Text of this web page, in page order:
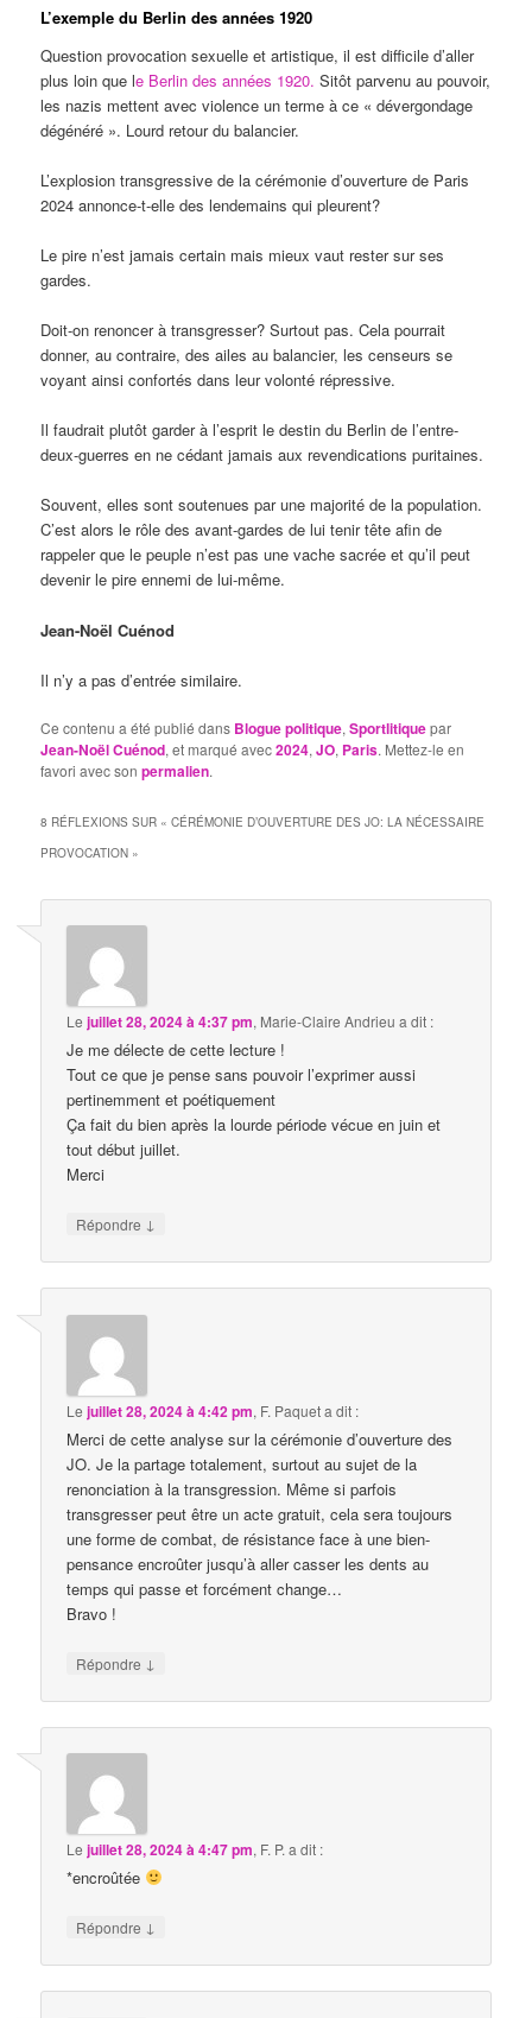
L’exemple du Berlin des années 1920
Question provocation sexuelle et artistique, il est difficile d’aller
plus loin que le Berlin des années 1920. Sitôt parvenu au pouvoir,
les nazis mettent avec violence un terme à ce « dévergondage
dégénéré ». Lourd retour du balancier.
L’explosion transgressive de la cérémonie d’ouverture de Paris
2024 annonce-t-elle des lendemains qui pleurent?
Le pire n’est jamais certain mais mieux vaut rester sur ses
gardes.
Doit-on renoncer à transgresser? Surtout pas. Cela pourrait
donner, au contraire, des ailes au balancier, les censeurs se
voyant ainsi confortés dans leur volonté répressive.
Il faudrait plutôt garder à l’esprit le destin du Berlin de l’entre-
deux-guerres en ne cédant jamais aux revendications puritaines.
Souvent, elles sont soutenues par une majorité de la population.
C’est alors le rôle des avant-gardes de lui tenir tête afin de
rappeler que le peuple n’est pas une vache sacrée et qu’il peut
devenir le pire ennemi de lui-même.
Jean-Noël Cuénod
Il n’y a pas d’entrée similaire.
Ce contenu a été publié dans Blogue politique,Sportlitiquepar
Jean-Noël Cuénod, et marqué avec2024,JO, Paris. Mettez-le en
favori avec sonpermalien.
8 RÉFLEXIONS SUR «CÉRÉMONIE D’OUVERTURE DES JO: LA NÉCESSAIRE
PROVOCATION »
Lejuillet 28, 2024 à 4:37 pm, Marie-Claire Andrieu a dit :
Je me délecte de cette lecture !
Tout ce que je pense sans pouvoir l’exprimer aussi
pertinemment et poétiquement
Ça fait du bien après la lourde période vécue en juin et
tout début juillet.
Merci
Répondre ↓
Lejuillet 28, 2024 à 4:42 pm, F. Paqueta dit :
Merci de cette analyse sur la cérémonie d’ouverture des
JO. Je la partage totalement, surtout au sujet de la
renonciation à la transgression. Même si parfois
transgresser peut être un acte gratuit, cela sera toujours
une forme de combat, de résistance face à une bien-
pensance encroûter jusqu’à aller casser les dents au
temps qui passe et forcément change…
Bravo !
Répondre ↓
Lejuillet 28, 2024 à 4:47 pm, F. P. a dit :
*encroûtée
Répondre ↓